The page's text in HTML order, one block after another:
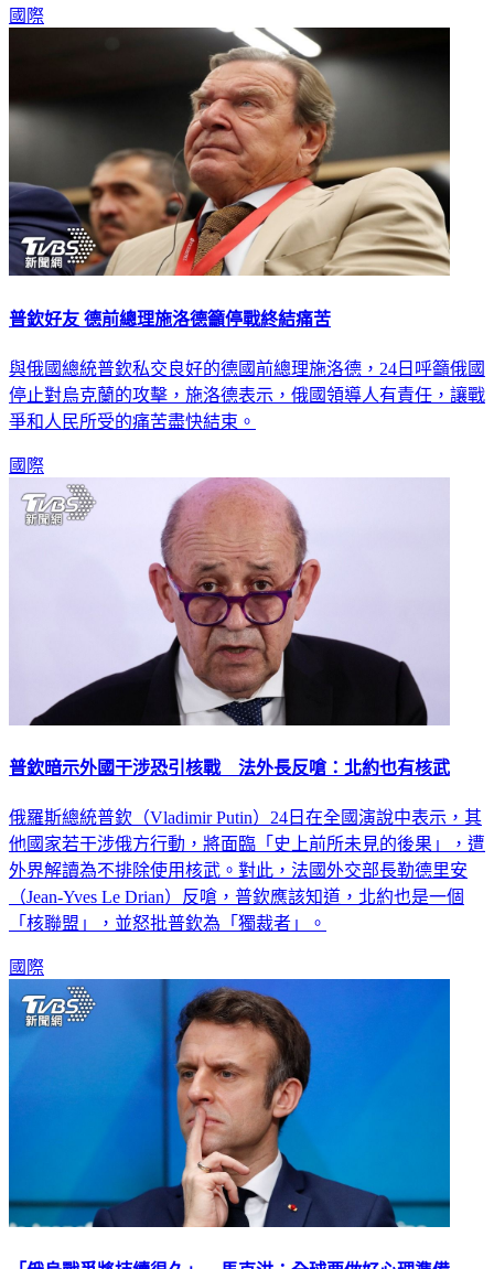
國際
普欽好友 德前總理施洛德籲停戰終結痛苦
與俄國總統普欽私交良好的德國前總理施洛德，24日呼籲俄國
停止對烏克蘭的攻擊，施洛德表示，俄國領導人有責任，讓戰
爭和人民所受的痛苦盡快結束。
國際
普欽暗示外國干涉恐引核戰 法外長反嗆：北約也有核武
俄羅斯總統普欽（Vladimir Putin）24日在全國演說中表示，其
他國家若干涉俄方行動，將面臨「史上前所未見的後果」，遭
外界解讀為不排除使用核武。對此，法國外交部長勒德里安
（Jean-Yves Le Drian）反嗆，普欽應該知道，北約也是一個
「核聯盟」，並怒批普欽為「獨裁者」。
國際